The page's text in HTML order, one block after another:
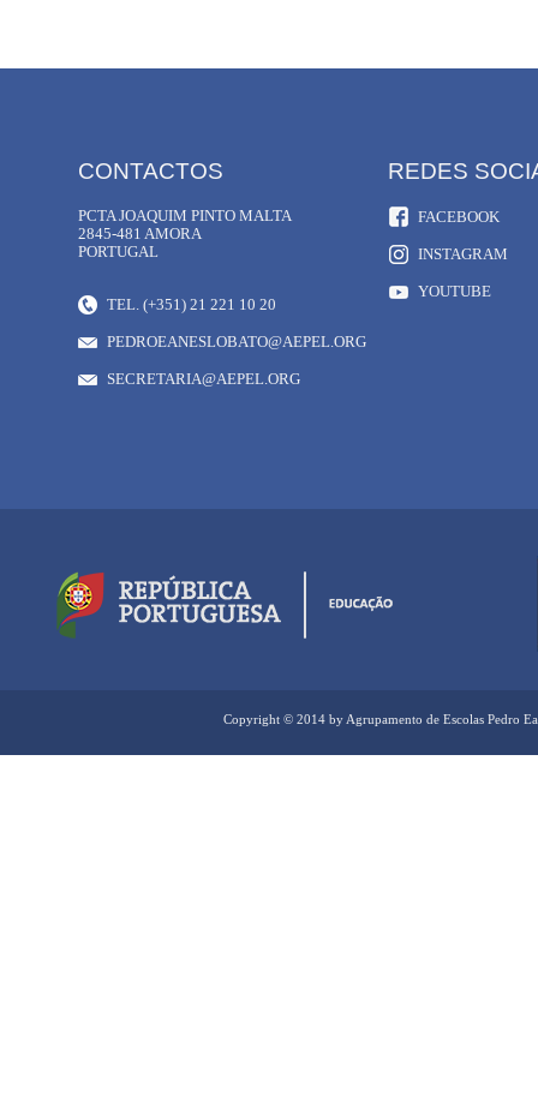
TEL. (+351) 21 221 10 20
PEDROEANESLOBATO@AEPEL.ORG
SECRETARIA@AEPEL.ORG
FACEBOOK
INSTAGRAM
YOUTUBE
CONTACTOS
PCTA JOAQUIM PINTO MALTA
2845-481 AMORA
PORTUGAL
REDES
Copyright © 2014 by Agrupamento de Escolas Pedro